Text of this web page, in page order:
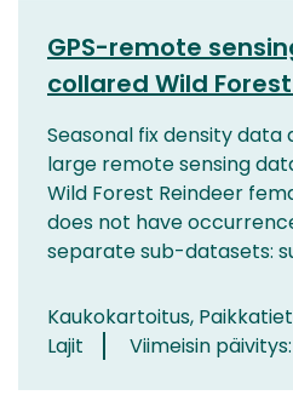
GPS-remote
collared Wild
Seasonal fix density
large remote sensing
Wild Forest Reindeer
does not have
separate sub-datasets:
Kaukokartoitus,
Lajit
Viimeisin